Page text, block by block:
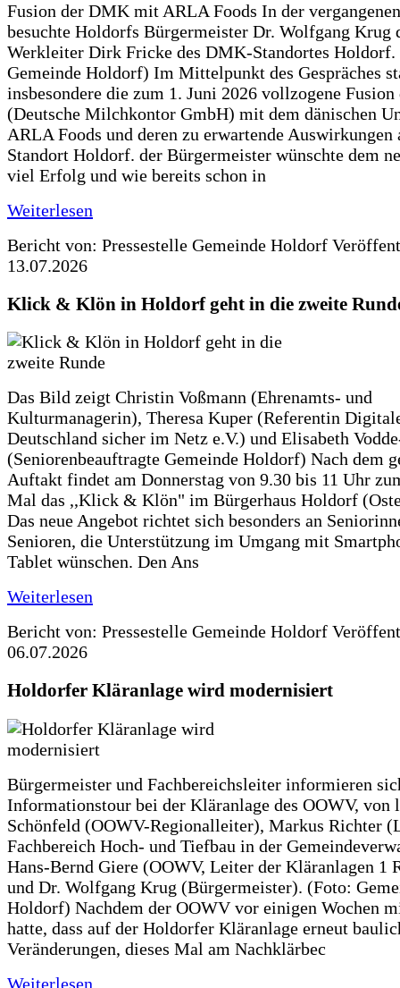
Fusion der DMK mit ARLA Foods In der
besuchte Holdorfs Bürgermeister Dr. Wolfgang Krug
Werkleiter Dirk Fricke des DMK-Standortes Holdorf.
Gemeinde Holdorf) Im Mittelpunkt des Gespräches
insbesondere die zum 1. Juni 2026 vollzogene
(Deutsche Milchkontor GmbH) mit dem dänischen
ARLA Foods und deren zu erwartende Auswirkungen
Standort Holdorf. der Bürgermeister wünschte dem
viel Erfolg und wie bereits schon in
Weiterlesen
Bericht von: Pressestelle Gemeinde Holdorf
13.07.2026
Klick & Klön in Holdorf geht in die zweite
Das Bild zeigt Christin Voßmann (Ehrenamts- und
Kulturmanagerin), Theresa Kuper (Referentin
Deutschland sicher im Netz e.V.) und Elisabeth
(Seniorenbeauftragte Gemeinde Holdorf) Nach dem
Auftakt findet am Donnerstag von 9.30 bis 11 Uhr
Mal das ,,Klick & Klön" im Bürgerhaus Holdorf
Das neue Angebot richtet sich besonders an
Senioren, die Unterstützung im Umgang mit
Tablet wünschen. Den Ans
Weiterlesen
Bericht von: Pressestelle Gemeinde Holdorf
06.07.2026
Holdorfer Kläranlage wird modernisiert
Bürgermeister und Fachbereichsleiter informieren
Informationstour bei der Kläranlage des OOWV, von
Schönfeld (OOWV-Regionalleiter), Markus Richter
Fachbereich Hoch- und Tiefbau in der
Hans-Bernd Giere (OOWV, Leiter der Kläranlagen 1
und Dr. Wolfgang Krug (Bürgermeister). (Foto:
Holdorf) Nachdem der OOWV vor einigen Wochen
hatte, dass auf der Holdorfer Kläranlage erneut
Veränderungen, dieses Mal am Nachklärbec
Weiterlesen